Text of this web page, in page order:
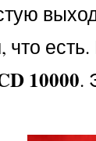
10000.